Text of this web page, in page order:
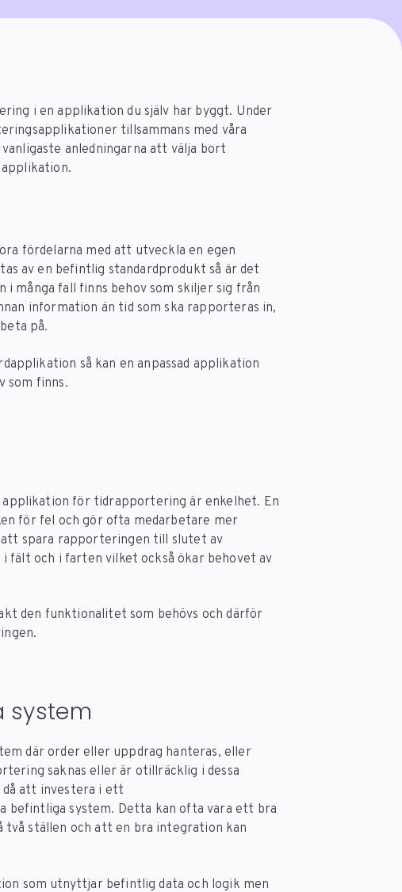
i en applikation du själv har byggt. Under
tillsammans med våra
anledningarna att välja bort
fördelarna med att utveckla en egen
av en befintlig standardprodukt så är det
många fall finns behov som skiljer sig från
information än tid som ska rapporteras in,
på.
så kan en anpassad applikation
som finns.
för tidrapportering är enkelhet. En
för fel och gör ofta medarbetare mer
spara rapporteringen till slutet av
fält och i farten vilket också ökar behovet av
den funktionalitet som behövs och därför
system
där order eller uppdrag hanteras, eller
saknas eller är otillräcklig i dessa
att investera i ett
befintliga system. Detta kan ofta vara ett bra
två ställen och att en bra integration kan
som utnyttjar befintlig data och logik men